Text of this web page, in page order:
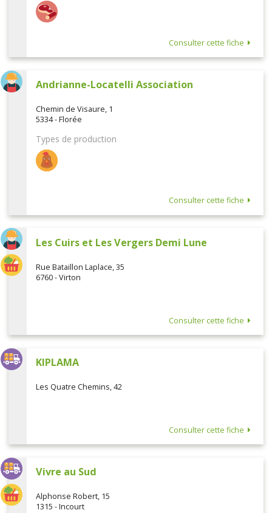
Consulter cette fiche
Andrianne-Locatelli Association
Chemin de Visaure, 1
5334 - Florée
Types de production
Consulter cette fiche
Les Cuirs et Les Vergers Demi Lune
Rue Bataillon Laplace, 35
6760 - Virton
Consulter cette fiche
KIPLAMA
Les Quatre Chemins, 42
Consulter cette fiche
Vivre au Sud
Alphonse Robert, 15
1315 - Incourt